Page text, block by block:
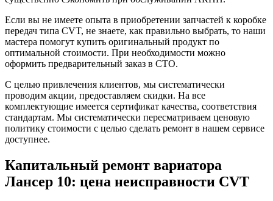
Если вы не имеете опыта в приобретении запчастей к коробке
передач типа CVT, не знаете, как правильно выбрать, то наши
мастера помогут купить оригинальный продукт по
оптимальной стоимости. При необходимости можно
оформить предварительный заказ в СТО.
С целью привлечения клиентов, мы систематически
проводим акции, предоставляем скидки. На все
комплектующие имеется сертификат качества, соответствия
стандартам. Мы систематически пересматриваем ценовую
политику стоимости с целью сделать ремонт в нашем сервисе
доступнее.
Капитальный ремонт вариатора
Лансер 10: цена неисправности CVT